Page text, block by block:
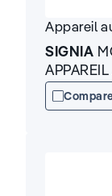
Appareil
SIGNIA